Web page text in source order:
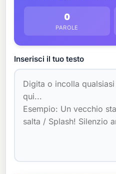
Inserisci il tuo testo
0
PAROLE